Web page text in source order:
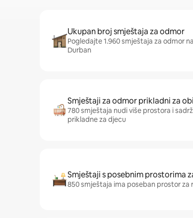
Ukupan broj smještaja za odmor
Pogledajte 1.960 smještaja za odmor
Durban
Smještaji za odmor prikladni za
780 smještaja nudi više prostora i
prikladne za djecu
Smještaji s posebnim prostorima
850 smještaja ima poseban prostor za